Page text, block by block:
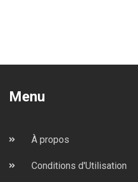
Menu
À propos
Conditions d'Utilisation